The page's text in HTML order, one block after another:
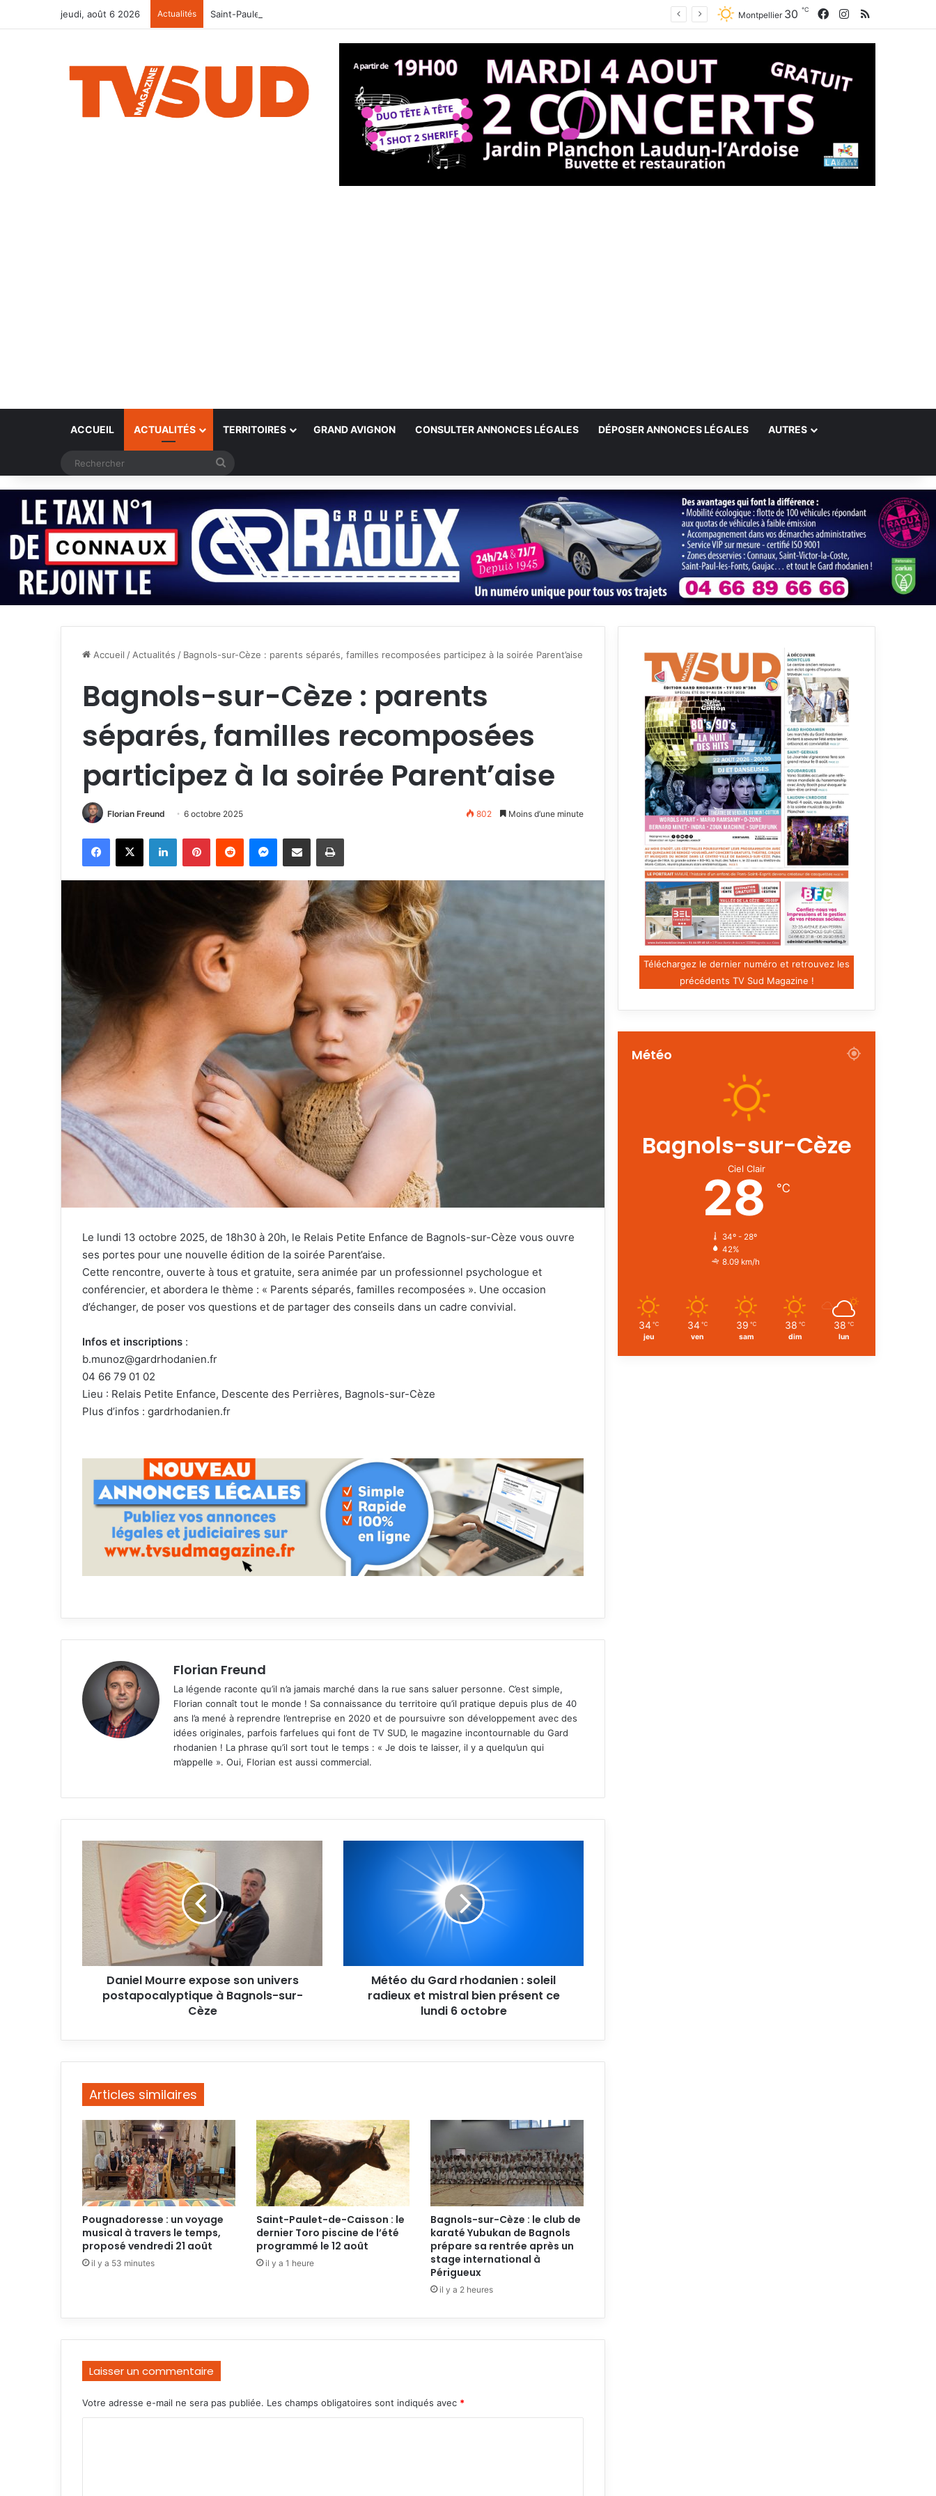
jeudi, août 6 2026 Actualités Saint-Paulet-de-Caisson : le dernier Toro piscine de l’été programmé le 12 août Montpellier 30 ℃ Facebook
Instagram
RSS
ACCUEIL ACTUALITÉS TERRITOIRES GRAND AVIGNON CONSULTER ANNONCES LÉGALES DÉPOSER ANNONCES LÉGALES AUTRES
Accueil /Actualités / Bagnols-sur-Cèze : parents séparés, familles recomposées participez à la soirée Parent’aise
Bagnols-sur-Cèze : parents
séparés, familles recomposées
participez à la soirée Parent’aise
Florian Freund 6 octobre 2025 802 Moins d’une minute
Facebook
X LinkedinPinterestReddit Messenger
Partager par email Imprimer
Le lundi 13 octobre 2025, de 18h30 à 20h, le Relais Petite Enfance de Bagnols-sur-Cèze vous ouvre
ses portes pour une nouvelle édition de la soirée Parent’aise.
Cette rencontre, ouverte à tous et gratuite, sera animée par un professionnel psychologue et
conférencier, et abordera le thème : « Parents séparés, familles recomposées ». Une occasion
d’échanger, de poser vos questions et de partager des conseils dans un cadre convivial.
Infos et inscriptions :
b.munoz@gardrhodanien.fr
04 66 79 01 02
Lieu : Relais Petite Enfance, Descente des Perrières, Bagnols-sur-Cèze
Plus d’infos : gardrhodanien.fr
Florian Freund
La légende raconte qu’il n’a jamais marché dans la rue sans saluer personne. C’est simple,
Florian connaît tout le monde ! Sa connaissance du territoire qu’il pratique depuis plus de 40
ans l’a mené à reprendre l’entreprise en 2020 et de poursuivre son développement avec des
idées originales, parfois farfelues qui font de TV SUD, le magazine incontournable du Gard
rhodanien ! La phrase qu’il sort tout le temps : « Je dois te laisser, il y a quelqu’un qui
m’appelle ». Oui, Florian est aussi commercial.
Daniel
Mourre
expose
univers
postapocalyptique
Bagnols-
sur-
Daniel Mourre expose son univers
postapocalyptique à Bagnols-sur-
Cèze
mistral
présent
6
Météo du Gard rhodanien : soleil
radieux et mistral bien présent ce
lundi 6 octobre
Articles similaires
Pougnadoresse : un voyage
musical à travers le temps,
proposé vendredi 21 août
il y a 53 minutes
Saint-Paulet-de-Caisson : le
dernier Toro piscine de l’été
programmé le 12 août
il y a 1 heure
Bagnols-sur-Cèze : le club de
karaté Yubukan de Bagnols
prépare sa rentrée après un
stage international à
Périgueux
il y a 2 heures
Laisser un commentaire
Votre adresse e-mail ne sera pas publiée. Les champs obligatoires sont indiqués avec *
Téléchargez le dernier numéro et retrouvez les
précédents TV Sud Magazine !
Météo
Bagnols-sur-Cèze
Ciel Clair
28 ℃
34º - 28º
42%
8.09 km/h
34 ℃
jeu
34 ℃
ven
39 ℃
sam
38 ℃
dim
38 ℃
lun